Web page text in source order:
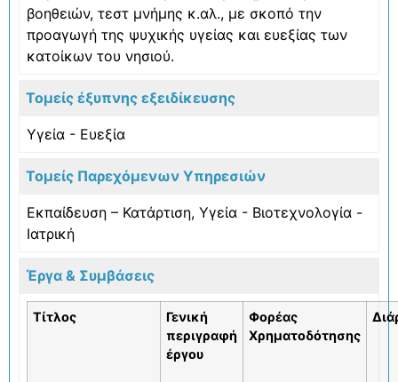
βοηθειών, τεστ μνήμης κ.αλ., με σκοπό την
προαγωγή της ψυχικής υγείας και ευεξίας των
κατοίκων του νησιού.
Τομείς έξυπνης εξειδίκευσης
Υγεία - Ευεξία
Τομείς Παρεχόμενων Υπηρεσιών
Εκπαίδευση – Κατάρτιση, Υγεία - Βιοτεχνολογία -
Ιατρική
Έργα & Συμβάσεις
Τίτλος
Γενική
περιγραφή
έργου
Φορέας
Χρηματοδότησης